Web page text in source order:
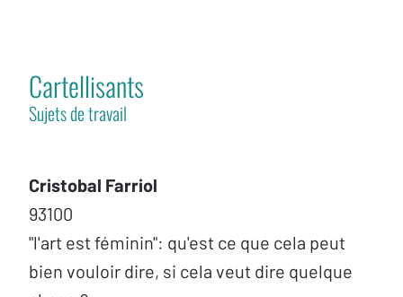
Cartellisants
Sujets de travail
Cristobal Farriol
93100
"l'art est féminin": qu'est ce que cela peut
bien vouloir dire, si cela veut dire quelque